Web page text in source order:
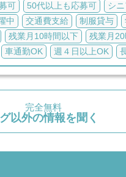
可 50代以上も応募可 シ
中
交通費支給 制服貸与
残業月10時間以下 残業月
車通勤OK 週４日以上OK
完全無料
以外の情報を聞く